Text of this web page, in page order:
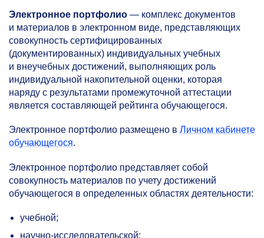
Электронное портфолио — комплекс документов
и материалов в электронном виде, представляющих
совокупность сертифицированных
(документированных) индивидуальных учебных
и внеучебных достижений, выполняющих роль
индивидуальной накопительной оценки, которая
наряду с результатами промежуточной аттестации
является составляющей рейтинга обучающегося.
Электронное портфолио размещено в Личном кабинете
обучающегося.
Электронное портфолио представляет собой
совокупность материалов по учету достижений
обучающегося в определенных областях деятельности:
учебной;
научно-исследовательской;